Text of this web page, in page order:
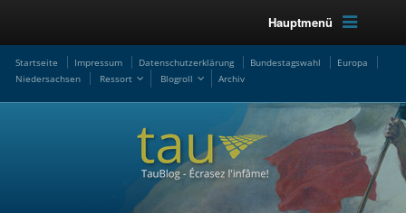
Hauptmenü
Startseite Impressum Datenschutzerklärung Bundestagswahl
Europa
Niedersachsen
Ressort Blogroll Archiv